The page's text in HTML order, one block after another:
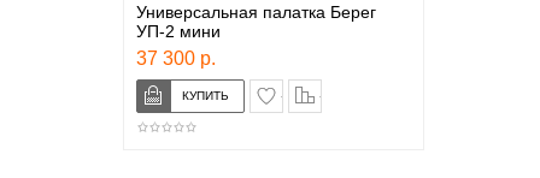
Универсальная палатка Берег
УП-2 мини
37 300 р.
в закладки